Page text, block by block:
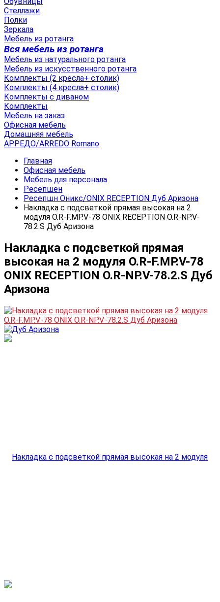
Стеллажи
Полки
Зеркала
Мебель из ротанга
Вся мебель из ротанга
Мебель из натурального ротанга
Мебель из искусственного ротанга
Комплекты (2 кресла+ столик)
Комплекты (4 кресла+ столик)
Комплекты с диваном
Комплекты
Мебель на заказ
Офисная мебель
Домашняя мебель
АРРЕДО/ARREDO Romano
Главная
Офисная мебель
Мебель для персонала
Ресепшен
Ресепшн Оникс/ONIX RECEPTION Дуб Аризона
Накладка с подсветкой прямая высокая на 2
модуля О.R-F.MP.V-78 ONIX RECEPTION О.R-NP.V-
78.2.S Дуб Аризона
Накладка с подсветкой прямая
высокая на 2 модуля О.R-F.MP.V-78
ONIX RECEPTION О.R-NP.V-78.2.S Дуб
Аризона